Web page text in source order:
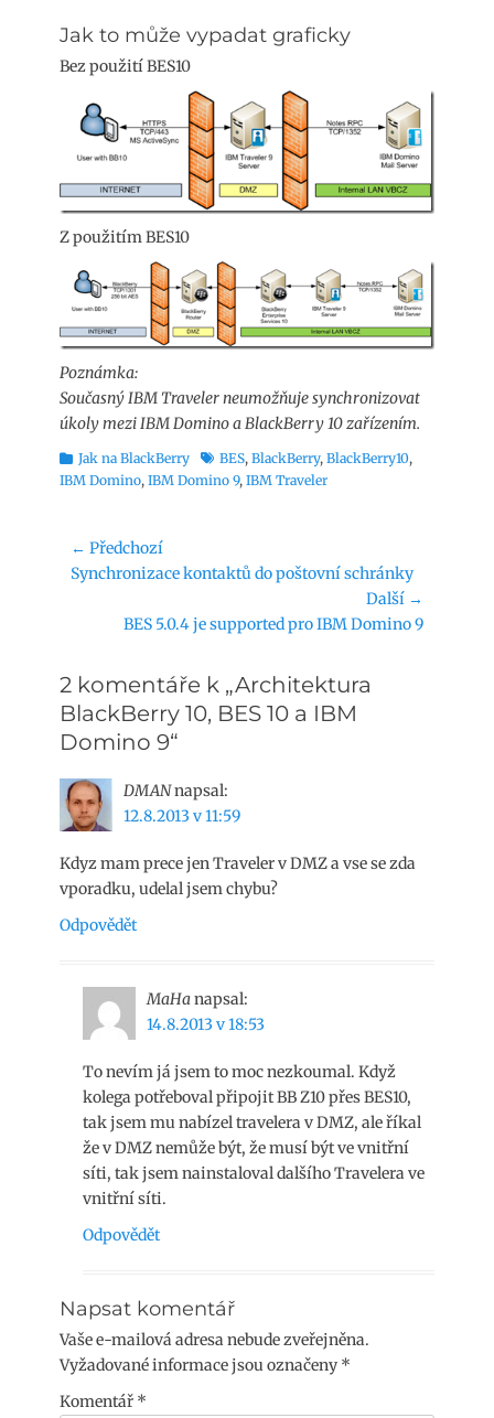
Jak to může vypadat graficky
Bez použití BES10
Z použitím BES10
Poznámka:
Současný IBM Traveler neumožňuje synchronizovat
úkoly mezi IBM Domino a BlackBerry 10 zařízením.
Rubriky
Jak na BlackBerry Štítky
BES, BlackBerry, BlackBerry10,
IBM Domino, IBM Domino 9, IBM Traveler
Navigace
pro
← Předchozí
Předchozí
Synchronizace kontaktů do poštovní schránky
Další →
NásledujícíBES 5.0.4 je supported pro IBM Domino 9
2 komentáře k „Architektura
BlackBerry 10, BES 10 a IBM
Domino 9“
DMANnapsal:
12.8.2013 v 11:59
Kdyz mam prece jen Traveler v DMZ a vse se zda
vporadku, udelal jsem chybu?
Odpovědět
MaHanapsal:
14.8.2013 v 18:53
To nevím já jsem to moc nezkoumal. Když
kolega potřeboval připojit BB Z10 přes BES10,
tak jsem mu nabízel travelera v DMZ, ale říkal
že v DMZ nemůže být, že musí být ve vnitřní
síti, tak jsem nainstaloval dalšího Travelera ve
vnitřní síti.
Odpovědět
Napsat komentář
Vaše e-mailová adresa nebude zveřejněna.
Vyžadované informace jsou označeny *
Komentář *